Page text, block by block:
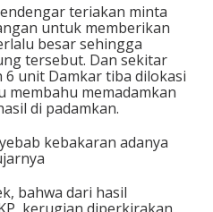
teriakan minta
untuk memberikan
besar sehingga
tersebut. Dan sekitar
6 unit Damkar tiba dilokasi
membahu memadamkan
di padamkan.
kebakaran adanya
bahwa dari hasil
kerugian diperkirakan